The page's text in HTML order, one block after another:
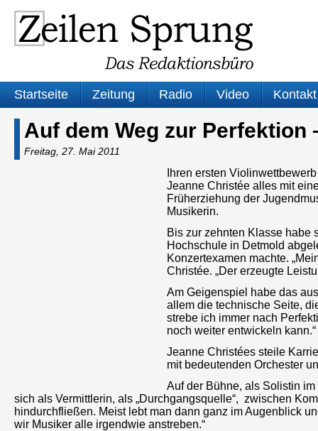
Startseite Zeitung Radio Video Kontakt
Auf dem Weg zur Perfektion
Freitag, 27. Mai 2011
Ihren ersten
Jeanne Christée alles mit
Früherziehung der
Musikerin.
Bis zur zehnten Klasse habe
Hochschule in Detmold
Konzertexamen machte.
Christée. „Der erzeugte
Am Geigenspiel habe das
allem die technische Seite,
strebe ich immer nach
noch weiter entwickeln kann.“
Jeanne Christées steile
mit bedeutenden Orchester
Auf der Bühne, als Solistin
sich als Vermittlerin, als „Durchgangsquelle“, zwischen
hindurchfließen. Meist lebt man dann ganz im Augenblick
wir Musiker alle irgendwie anstreben.“